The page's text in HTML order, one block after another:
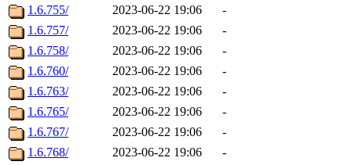
1.6.755/
2023-06-22 19:06
-
1.6.757/
2023-06-22 19:06
-
1.6.758/
2023-06-22 19:06
-
1.6.760/
2023-06-22 19:06
-
1.6.763/
2023-06-22 19:06
-
1.6.765/
2023-06-22 19:06
-
1.6.767/
2023-06-22 19:06
-
1.6.768/
2023-06-22 19:06
-